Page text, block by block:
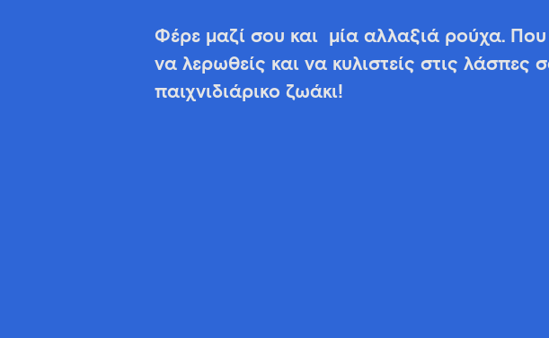
Φέρε μαζί σου και μία αλλαξιά ρούχα. Που
να λερωθείς και να κυλιστείς στις λάσπες
παιχνιδιάρικο ζωάκι!